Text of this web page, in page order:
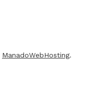
ManadoWebHosting.